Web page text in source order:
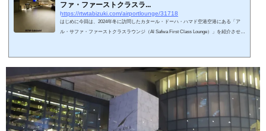
ファ・ファーストクラスラ...
https://rtwtabizuki.com/airportlounge/31718
はじめに今回は、2024年冬に訪問したカタール・ドーハ・ハマド空港空港にある「ア
ル・サファ・ファーストクラスラウンジ（Al Safwa First Class Lounge）」を紹介させて
ow.adsbygoogle || ).push({});アクセスと入室基準アル・サファ・ファーストクラスラウ
ンジ（Al Safwa First...